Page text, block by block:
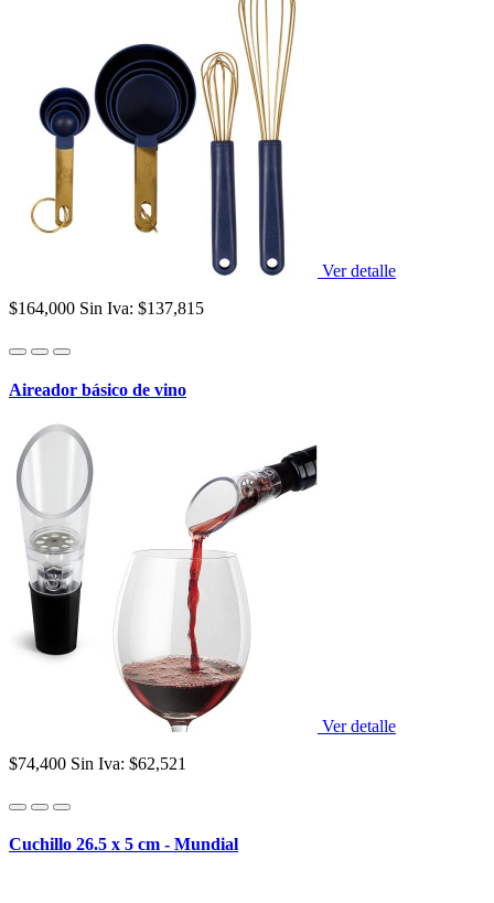
Ver detalle
$164,000 Sin Iva: $137,815
Aireador básico de vino
Ver detalle
$74,400 Sin Iva: $62,521
Cuchillo 26.5 x 5 cm - Mundial